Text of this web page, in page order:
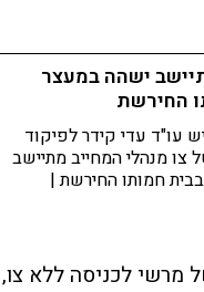
ישהה במעצר
החירשת
עו"ד עדי קידר לפיקוד
צו מנהלי המחייב מתיישב
חמותו החירשת |
ישים, פוגע קשות
ומעורר קשיים
מרשי לכניסה ללא צו,